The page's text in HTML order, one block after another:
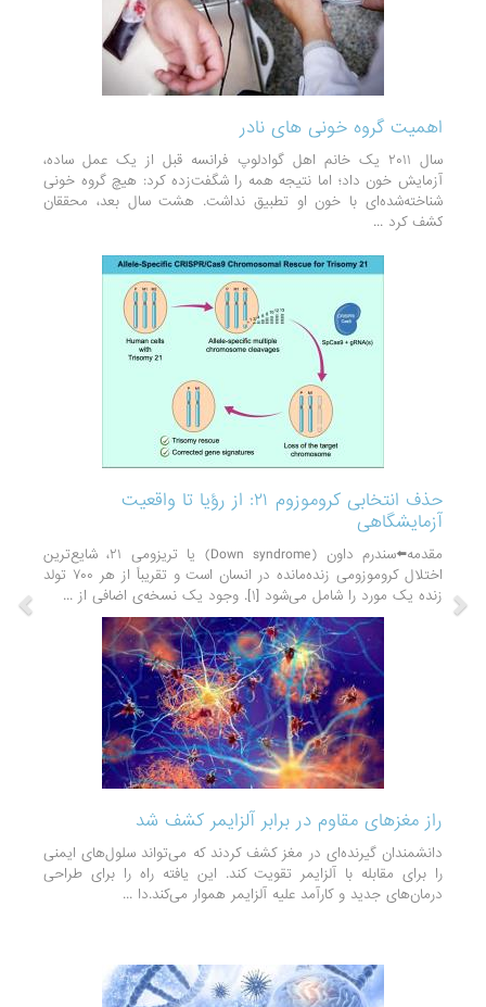
اهمیت گروه خونی های نادر
سال ۲۰۱۱ یک خانم اهل گوادلوپ فرانسه قبل از یک عمل ساده،
آزمایش خون داد؛ اما نتیجه همه را شگفت‌زده کرد: هیچ گروه خونی
شناخته‌شده‌ای با خون او تطبیق نداشت. هشت سال بعد، محققان
کشف کرد ...
حذف انتخابی کروموزوم ۲۱: از رؤیا تا واقعیت
آزمایشگاهی
مقدمه⬅️سندرم داون (Down syndrome) یا تریزومی ۲۱، شایع‌ترین
اختلال کروموزومی زنده‌مانده در انسان است و تقریباً از هر ۷۰۰ تولد
زنده یک مورد را شامل می‌شود [۱]. وجود یک نسخه‌ی اضافی از ...
راز مغزهای مقاوم در برابر آلزایمر کشف شد
دانشمندان گیرنده‌ای در مغز کشف کردند که می‌تواند سلول‌های ایمنی
را برای مقابله با آلزایمر تقویت کند. این یافته راه را برای طراحی
درمان‌های جدید و کارآمد علیه آلزایمر هموار می‌کند.دا ...